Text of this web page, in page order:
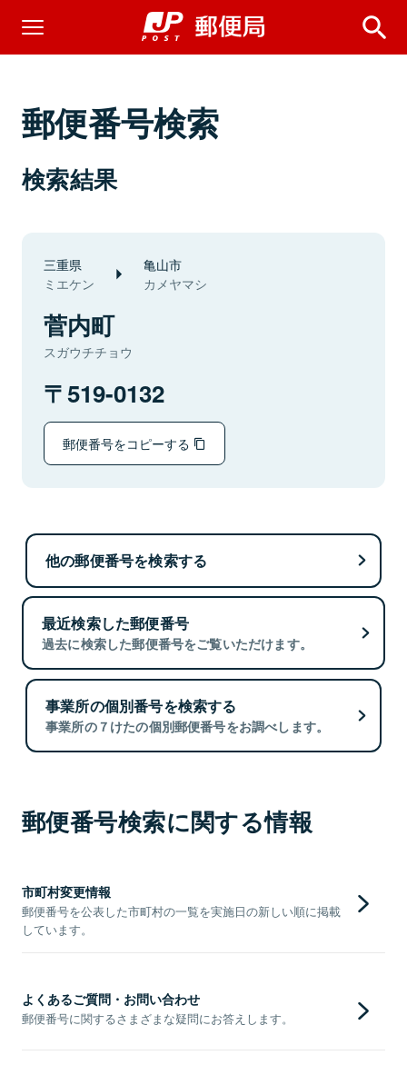
郵便番号検索
検索結果
三重県
ミエケン
亀山市
カメヤマシ
菅内町
スガウチチョウ
519-0132
郵便番号をコピーする
他の郵便番号を検索する
最近検索した郵便番号
過去に検索した郵便番号をご覧いただけます。
事業所の個別番号を検索する
事業所の７けたの個別郵便番号をお調べします。
郵便番号検索に関する情報
市町村変更情報
郵便番号を公表した市町村の一覧を実施日の新しい順に掲載
しています。
よくあるご質問・お問い合わせ
郵便番号に関するさまざまな疑問にお答えします。